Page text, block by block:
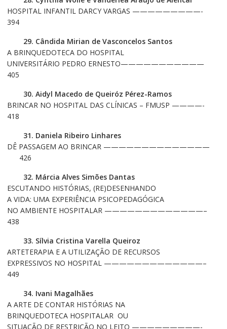
HOSPITAL INFANTIL DARCY VARGAS —————————-
394
29. Cândida Mirian de Vasconcelos Santos
A BRINQUEDOTECA DO HOSPITAL
UNIVERSITÁRIO PEDRO ERNESTO———————————
405
30. Aidyl Macedo de Queiróz Pérez-Ramos
BRINCAR NO HOSPITAL DAS CLÍNICAS – FMUSP ————-
418
31. Daniela Ribeiro Linhares
DÊ PASSAGEM AO BRINCAR ——————————————
426
32. Márcia Alves Simões Dantas
ESCUTANDO HISTÓRIAS, (RE)DESENHANDO
A VIDA: UMA EXPERIÊNCIA PSICOPEDAGÓGICA
NO AMBIENTE HOSPITALAR —————————————–
438
33. Sílvia Cristina Varella Queiroz
ARTETERAPIA E A UTILIZAÇÃO DE RECURSOS
EXPRESSIVOS NO HOSPITAL —————————————–
449
34. Ivani Magalhães
A ARTE DE CONTAR HISTÓRIAS NA
BRINQUEDOTECA HOSPITALAR OU
SITUAÇÃO DE RESTRIÇÃO NO LEITO —————————-